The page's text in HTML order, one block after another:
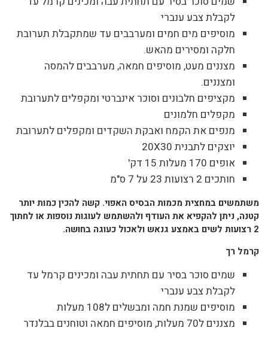
לקבלת צבע ענברי
מוסיפים מים חמים ומערבבים עד שמתקבלת תערובת
חלקה ומסירים מהאש.
מצננים מעט, מוסיפים חמאה, מערבבים להמסה
ומצננים.
מקציפים חלבונים וסוכר אינברטי ומקפלים לתערובת
מקפלים חלמונים
מנפים את הקמח ואבקת השקדים ומקפלים לתערובת
יוצקים לתבנית 20X30
אופים 170 מעלות 15 דק'
חותכים 2 רצועות 23 על 7 ס"מ
משתמשים במחצית מכמות הבסיס האפוי. קשה להכין כמות יותר
קטנה, ניתן להקפיא את העודף ולהשתמש לעוגות נוספות או לחתוך
2 רצועות לשים באמצע גנאש ולאכול כעוגה בחושה.
קרמל רך
שמים סוכר בסיר עם תחתית עבה ומכינים קרמל עד
לקבלת צבע ענברי
מוסיפים שמנת חמה ומבשלים ל108 מעלות
מצננים ל70 מעלות, מוסיפים חמאה וטוחנים בבלנדר